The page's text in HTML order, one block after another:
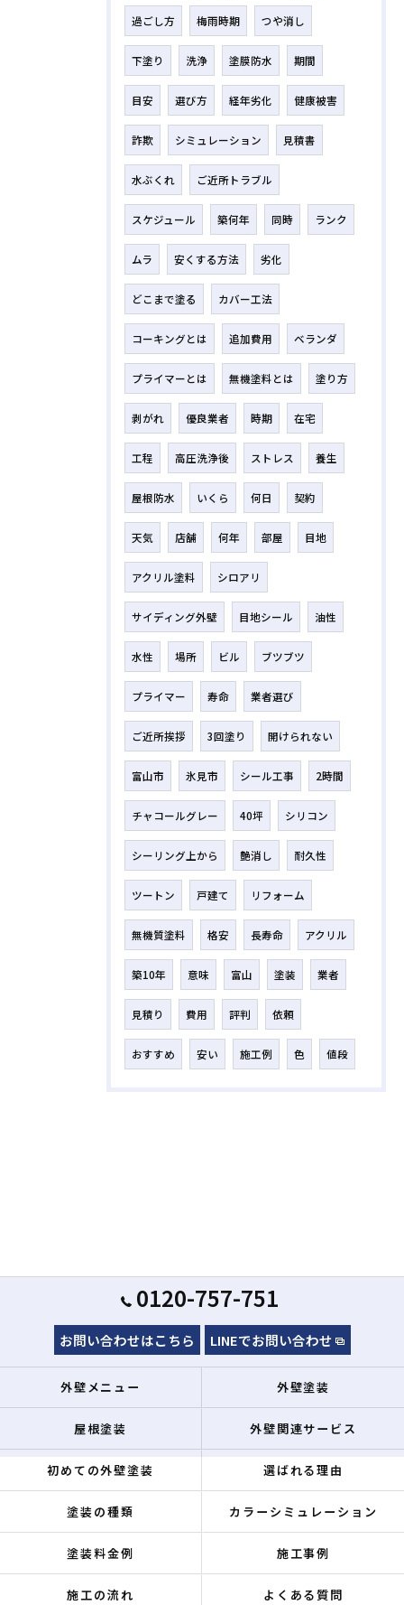
過ごし方 梅雨時期 つや消し
下塗り 洗浄 塗膜防水 期間
目安 選び方 経年劣化 健康被害
詐欺 シミュレーション 見積書
水ぶくれ ご近所トラブル
スケジュール 築何年 同時 ランク
ムラ 安くする方法 劣化
どこまで塗る カバー工法
コーキングとは 追加費用 ベランダ
プライマーとは 無機塗料とは 塗り方
剥がれ 優良業者 時期 在宅
工程 高圧洗浄後 ストレス 養生
屋根防水 いくら 何日 契約
天気 店舗 何年 部屋 目地
アクリル塗料 シロアリ
サイディング外壁 目地シール 油性
水性 場所 ビル ブツブツ
プライマー 寿命 業者選び
ご近所挨拶 3回塗り 開けられない
富山市 氷見市 シール工事 2時間
チャコールグレー 40坪 シリコン
シーリング上から 艶消し 耐久性
ツートン 戸建て リフォーム
無機質塗料 格安 長寿命 アクリル
築10年 意味 富山 塗装 業者
見積り 費用 評判 依頼
おすすめ 安い 施工例 色 値段
0120-757-751
お問い合わせはこちら LINEでお問い合わせ
外壁メニュー 外壁塗装
屋根塗装 外壁関連サービス
初めての外壁塗装 選ばれる理由
塗装の種類 カラーシミュレーション
塗装料金例 施工事例
施工の流れ よくある質問